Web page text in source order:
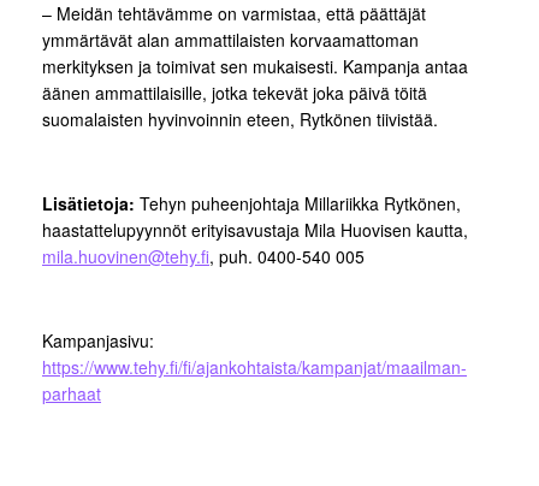
– Meidän tehtävämme on varmistaa, että päättäjät
ymmärtävät alan ammattilaisten korvaamattoman
merkityksen ja toimivat sen mukaisesti. Kampanja antaa
äänen ammattilaisille, jotka tekevät joka päivä töitä
suomalaisten hyvinvoinnin eteen, Rytkönen tiivistää.
Lisätietoja: Tehyn puheenjohtaja Millariikka Rytkönen,
haastattelupyynnöt erityisavustaja Mila Huovisen kautta,
mila.huovinen@tehy.fi, puh. 0400-540 005
Kampanjasivu:
https://www.tehy.fi/fi/ajankohtaista/kampanjat/maailman-
parhaat